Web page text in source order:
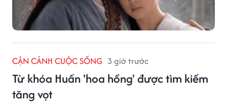
CẬN CẢNH CUỘC SỐNG 3 giờ trước
Từ khóa Huấn 'hoa hồng' được tìm kiếm
tăng vọt